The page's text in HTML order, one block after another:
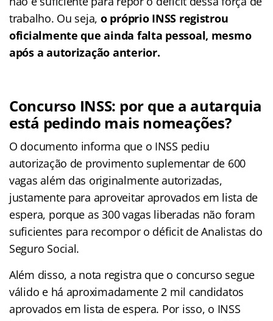
trabalho. Ou seja, o próprio INSS registrou
oficialmente que ainda falta pessoal, mesmo
após a autorização anterior.
Concurso INSS: por que a autarquia
está pedindo mais nomeações?
O documento informa que o INSS pediu
autorização de provimento suplementar de 600
vagas além das originalmente autorizadas,
justamente para aproveitar aprovados em lista de
espera, porque as 300 vagas liberadas não foram
suficientes para recompor o déficit de Analistas do
Seguro Social.
Além disso, a nota registra que o concurso segue
válido e há aproximadamente 2 mil candidatos
aprovados em lista de espera. Por isso, o INSS